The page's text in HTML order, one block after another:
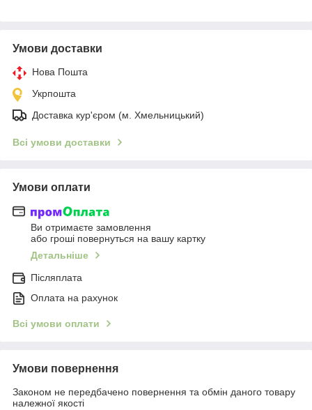
Умови доставки
Нова Пошта
Укрпошта
Доставка кур'єром (м. Хмельницький)
Всі умови доставки
Умови оплати
Ви отримаєте замовлення
або гроші повернуться на вашу картку
Детальніше
Післяплата
Оплата на рахунок
Всі умови оплати
Умови повернення
Законом не передбачено повернення та обмін даного товару
належної якості